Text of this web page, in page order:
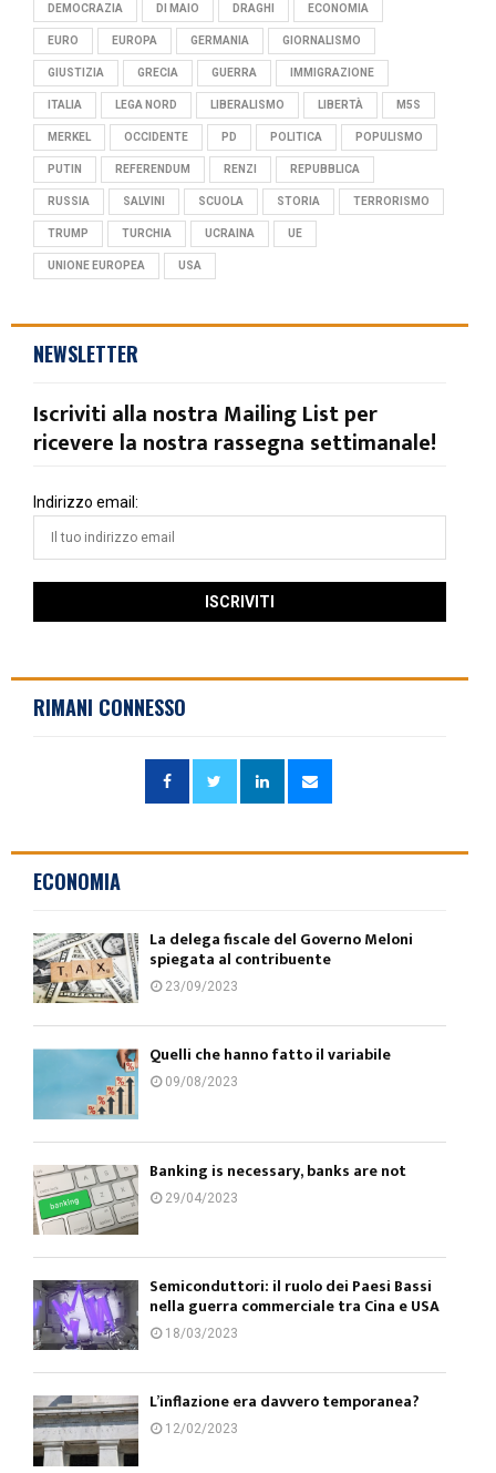
DEMOCRAZIA DI MAIO DRAGHI ECONOMIA
EURO EUROPA GERMANIA GIORNALISMO
GIUSTIZIA GRECIA GUERRA IMMIGRAZIONE
ITALIA LEGA NORD LIBERALISMO LIBERTÀ M5S
MERKEL OCCIDENTE PD POLITICA POPULISMO
PUTIN REFERENDUM RENZI REPUBBLICA
RUSSIA SALVINI SCUOLA STORIA TERRORISMO
TRUMP TURCHIA UCRAINA UE
UNIONE EUROPEA USA
NEWSLETTER
Iscriviti alla nostra Mailing List per
ricevere la nostra rassegna settimanale!
Indirizzo email:
RIMANI CONNESSO
ECONOMIA
La delega fiscale del Governo Meloni
spiegata al contribuente
23/09/2023
Quelli che hanno fatto il variabile
09/08/2023
Banking is necessary, banks are not
29/04/2023
Semiconduttori: il ruolo dei Paesi Bassi
nella guerra commerciale tra Cina e USA
18/03/2023
L’inflazione era davvero temporanea?
12/02/2023